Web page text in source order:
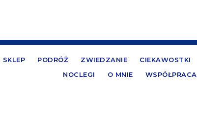
SKLEP PODRÓŻ ZWIEDZANIE CIEKAWOSTKI
NOCLEGI
O MNIE WSPÓŁPRACA